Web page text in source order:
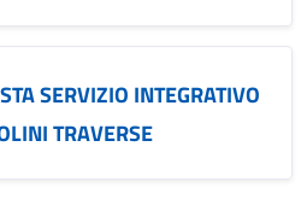
SERVIZIO INTEGRATIVO
TRAVERSE